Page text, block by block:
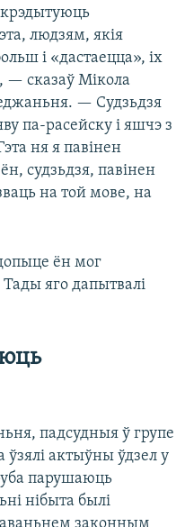
людзям, якія
і «дастаецца», іх
— сказаў Мікола
— Судзьдзя
па-расейску і яшчэ з
ня я павінен
судзьдзя, павінен
на той мове, на
ён мог
яго дапытвалі
падсудныя ў групе
актыўны ўдзел у
парушаюць
нібыта былі